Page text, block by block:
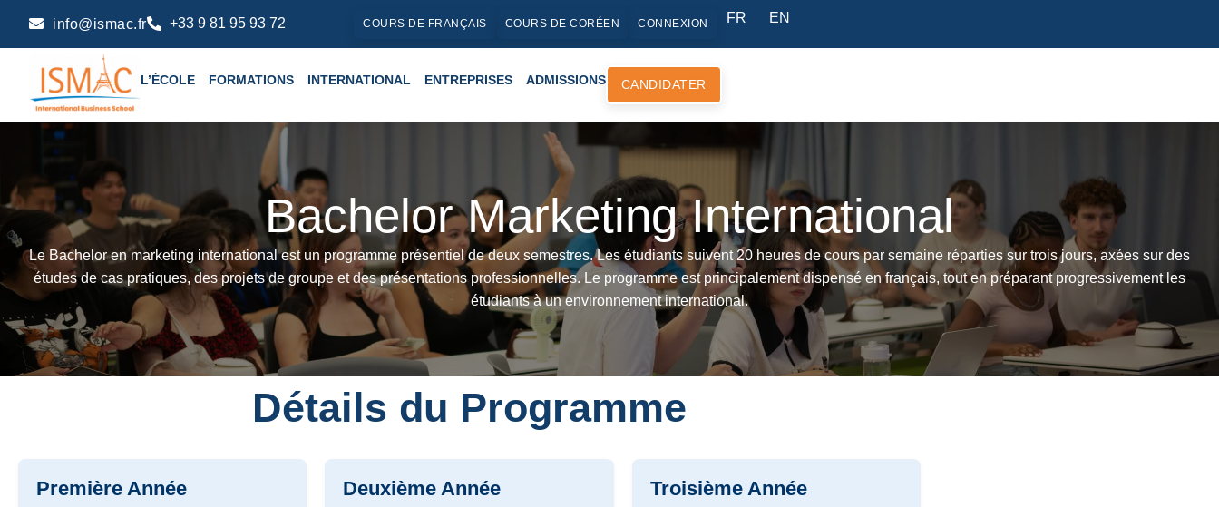
info@ismac.fr +33 9 81 95 93 72 COURS DE FRANÇAIS COURS DE CORÉEN CONNEXION FR EN
L’ÉCOLE FORMATIONS INTERNATIONAL ENTREPRISES ADMISSIONS CANDIDATER
Bachelor Marketing International
Le Bachelor en marketing international est un programme présentiel de deux semestres. Les étudiants suivent 20 heures de cours par semaine réparties sur trois jours, axées sur des
études de cas pratiques, des projets de groupe et des présentations professionnelles. Le programme est principalement dispensé en français, tout en préparant progressivement les
étudiants à un environnement international.
Détails du Programme
Première Année Deuxième Année Troisième Année